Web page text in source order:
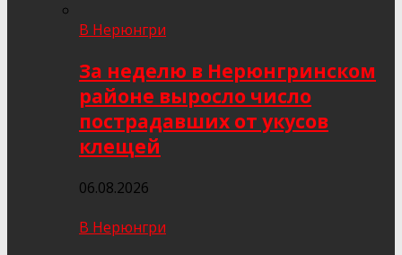
В Нерюнгри
За неделю в Нерюнгринском
районе выросло число
пострадавших от укусов
клещей
06.08.2026
В Нерюнгри